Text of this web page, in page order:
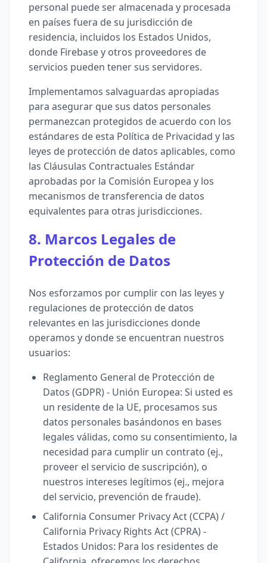
personal puede ser almacenada y procesada
en países fuera de su jurisdicción de
residencia, incluidos los Estados Unidos,
donde Firebase y otros proveedores de
servicios pueden tener sus servidores.
Implementamos salvaguardas apropiadas
para asegurar que sus datos personales
permanezcan protegidos de acuerdo con los
estándares de esta Política de Privacidad y las
leyes de protección de datos aplicables, como
las Cláusulas Contractuales Estándar
aprobadas por la Comisión Europea y los
mecanismos de transferencia de datos
equivalentes para otras jurisdicciones.
8. Marcos Legales de
Protección de Datos
Nos esforzamos por cumplir con las leyes y
regulaciones de protección de datos
relevantes en las jurisdicciones donde
operamos y donde se encuentran nuestros
usuarios:
Reglamento General de Protección de
Datos (GDPR) - Unión Europea: Si usted es
un residente de la UE, procesamos sus
datos personales basándonos en bases
legales válidas, como su consentimiento, la
necesidad para cumplir un contrato (ej.,
proveer el servicio de suscripción), o
nuestros intereses legítimos (ej., mejora
del servicio, prevención de fraude).
California Consumer Privacy Act (CCPA) /
California Privacy Rights Act (CPRA) -
Estados Unidos: Para los residentes de